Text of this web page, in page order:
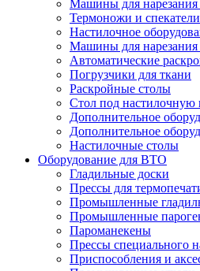
Машины для нарезания
Термоножи и спекатели
Настилочное
Машины для нарезания
Автоматические
Погрузчики для ткани
Раскройные столы
Стол под настилочную
Дополнительное
Дополнительное
Настилочные столы
Оборудование для ВТО
Гладильные доски
Прессы для
Промышленные
Промышленные
Пароманекены
Прессы специального
Приспособления и